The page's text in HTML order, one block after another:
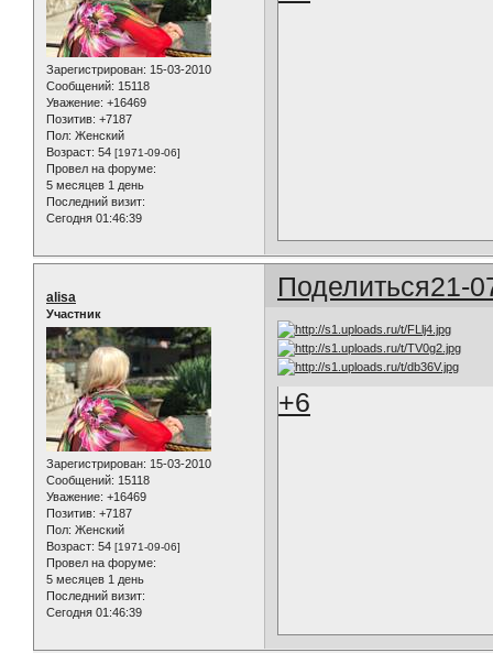
Зарегистрирован: 15-03-2010
Сообщений: 15118
Уважение: +16469
Позитив: +7187
Пол: Женский
Возраст: 54 [1971-09-06]
Провел на форуме:
5 месяцев 1 день
Последний визит:
Сегодня 01:46:39
Поделиться21-
alisa
Участник
Зарегистрирован: 15-03-2010
Сообщений: 15118
Уважение: +16469
Позитив: +7187
Пол: Женский
Возраст: 54 [1971-09-06]
Провел на форуме:
5 месяцев 1 день
Последний визит:
Сегодня 01:46:39
+6